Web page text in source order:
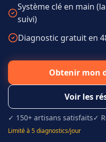
Système clé en main
suivi)
Diagnostic gratuit en
Obtenir mon
Voir les
✓ 150+ artisans satisfaits✓
Limité à 5 diagnostics/jour